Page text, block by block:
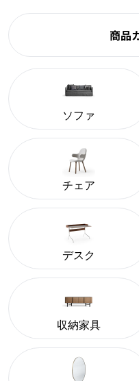
商品
ソファ
チェア
デスク
収納家具